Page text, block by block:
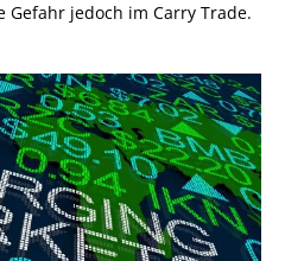
Gefahr jedoch im Carry Trade.